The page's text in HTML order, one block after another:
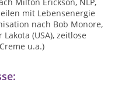
Milton Erickson, NLP,
mit Lebensenergie
nach Bob Monore,
(USA), zeitlose
u.a.)